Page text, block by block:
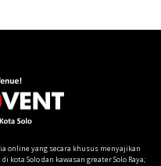
online yang secara khusus menyajikan
Solo dan kawasan greater Solo Raya;